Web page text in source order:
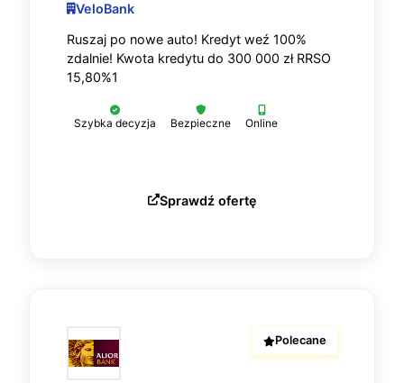
VeloBank
Ruszaj po nowe auto! Kredyt weź 100%
zdalnie! Kwota kredytu do 300 000 zł RRSO
15,80%1
Szybka decyzja Bezpieczne Online
Sprawdź ofertę
Polecane